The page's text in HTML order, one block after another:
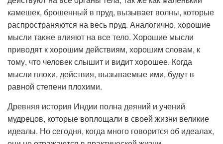
камешек, брошенный в пруд, вызывает волны, которые
распространяются на весь пруд. Аналогично, хорошие
мысли также влияют на все тело. Хорошие мысли
приводят к хорошим действиям, хорошим словам, к
тому, что человек слышит и видит хорошее. Когда
мысли плохи, действия, вызываемые ими, будут в
равной степени плохими.
Древняя история Индии полна деяний и учений
мудрецов, которые воплощали в своей жизни великие
идеалы. Но сегодня, когда много говорится об идеалах,